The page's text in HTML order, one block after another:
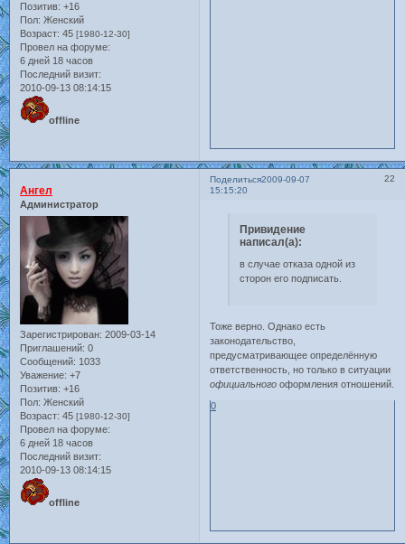
Позитив: +16
Пол: Женский
Возраст: 45 [1980-12-30]
Провел на форуме:
6 дней 18 часов
Последний визит:
2010-09-13 08:14:15
offline
Поделиться 22
2009-09-07
15:15:20
Ангел
Администратор
Зарегистрирован: 2009-03-14
Приглашений: 0
Сообщений: 1033
Уважение: +7
Позитив: +16
Пол: Женский
Возраст: 45 [1980-12-30]
Провел на форуме:
6 дней 18 часов
Последний визит:
2010-09-13 08:14:15
offline
Привидение
написал(а):
в случае отказа одной из
сторон его подписать.
Тоже верно. Однако есть
законодательство,
предусматривающее определённую
ответственность, но только в ситуации
официального оформления отношений.
0